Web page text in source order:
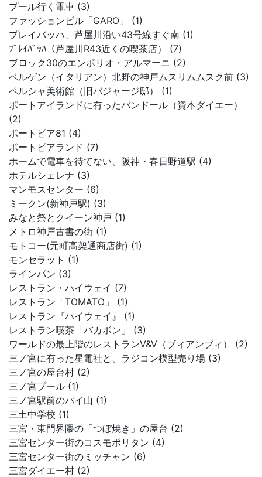
プール行く電車 (3)
ファッションビル「GARO」 (1)
プレイバッハ、芦屋川沿い43号線すぐ南 (1)
ﾌﾟﾚｲﾊﾞｯﾊ（芦屋川R43近くの喫茶店） (7)
ブロック30のエンポリオ・アルマーニ (2)
ベルゲン（イタリアン）北野の神戸ムスリムムスク前 (3)
ペルシャ美術館（旧バジャージ邸） (1)
ポートアイランドに有ったバンドール（資本ダイエー）
(2)
ポートピア81 (4)
ポートピアランド (7)
ホームで電車を待てない、阪神・春日野道駅 (4)
ホテルシェレナ (3)
マンモスセンター (6)
ミークン(新神戸駅) (3)
みなと祭とクイーン神戸 (1)
メトロ神戸古書の街 (1)
モトコー(元町高架通商店街) (1)
モンセラット (1)
ラインパン (3)
レストラン・ハイウェイ (7)
レストラン「TOMATO」 (1)
レストラン『ハイウェイ』 (1)
レストラン喫茶「バカボン」 (3)
ワールドの最上階のレストランV&V（ブィアンブィ） (2)
三ノ宮に有った星電社と、ラジコン模型売り場 (3)
三ノ宮の屋台村 (2)
三ノ宮プール (1)
三ノ宮駅前のパイ山 (1)
三土中学校 (1)
三宮・東門界隈の「つぼ焼き」の屋台 (2)
三宮センター街のコスモポリタン (4)
三宮センター街のミッチャン (6)
三宮ダイエー村 (2)